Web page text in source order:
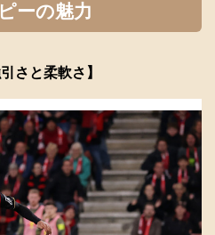
ーの魅力
さと柔軟さ】